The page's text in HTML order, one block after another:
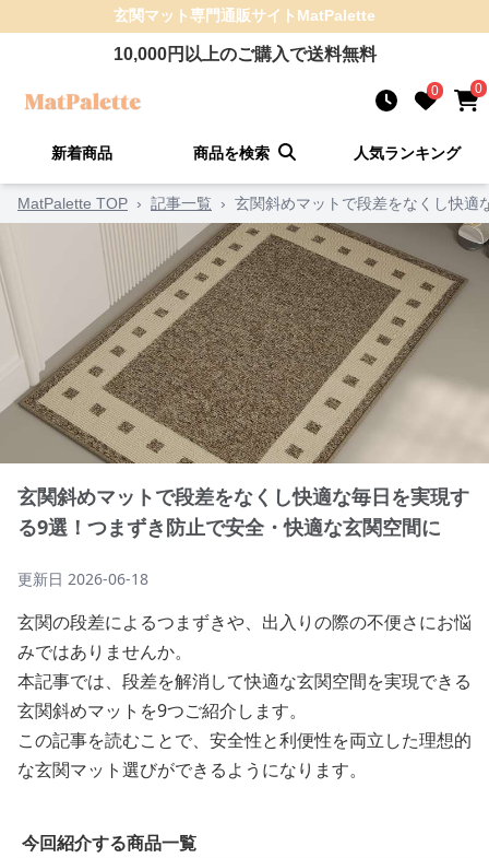
玄関マット専門通販サイト MatPalette
10,000円以上のご購入で送料無料
0 0
新着商品 商品を検索 人気ランキング
MatPalette TOP › 記事一覧 › 玄関斜めマットで段差をなくし快適
玄関斜めマットで段差をなくし快適な毎日を実現す
る9選！つまずき防止で安全・快適な玄関空間に
更新日 2026-06-18
玄関の段差によるつまずきや、出入りの際の不便さにお悩
みではありませんか。
本記事では、段差を解消して快適な玄関空間を実現できる
玄関斜めマットを9つご紹介します。
この記事を読むことで、安全性と利便性を両立した理想的
な玄関マット選びができるようになります。
今回紹介する商品一覧